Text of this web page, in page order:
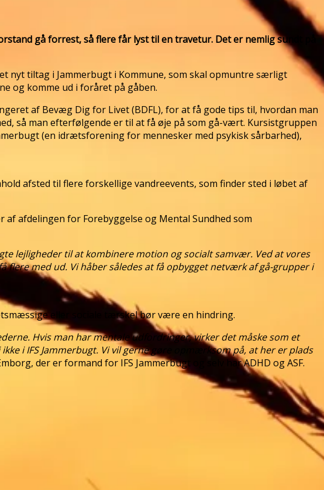
gå forrest, så flere får lyst til en travetur. Det er nemlig sundt på
nyt tiltag i Jammerbugt i Kommune, som skal opmuntre særligt
og komme ud i foråret på gåben.
af Bevæg Dig for Livet (BDFL), for at få gode tips til, hvordan man
så man efterfølgende er til at få øje på som gå-vært. Kursistgruppen
(en idrætsforening for mennesker med psykisk sårbarhed),
afsted til flere forskellige vandreevents, som finder sted i løbet af
afdelingen for Forebyggelse og Mental Sundhed som
lejligheder til at kombinere motion og socialt samvær. Ved at vores
med ud. Vi håber således at få opbygget netværk af gå-grupper i
eller sociale tærskel bør være en hindring.
Hvis man har mentale udfordringer, virker det måske som et
i IFS Jammerbugt. Vi vil gerne gøre opmærksom på, at her er plads
der er formand for IFS Jammerbugt og selv har ADHD og ASF.